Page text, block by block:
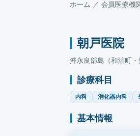
ホーム ／ 会員医療機
朝戸医院
沖永良部島（和泊町・
診療科目
内科 消化器内科
基本情報